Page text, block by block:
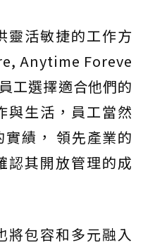
靈活敏捷的工作方
Anytime Foreve
工選擇適合他們的
與生活，員工當然
績， 領先產業的
認其開放管理的成
將包容和多元融入